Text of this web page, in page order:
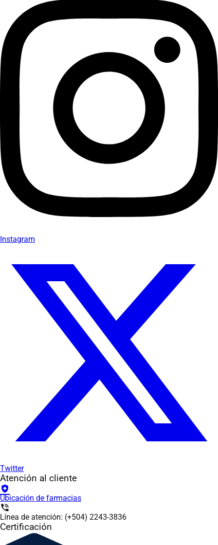
Instagram
Twitter
Atención al cliente
health_and_safety
Ubicación de farmacias
phone_in_talk
Línea de atención: (+504) 2243-3836
Certificación